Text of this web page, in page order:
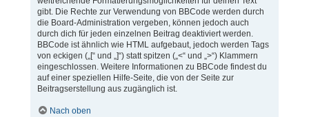
gibt. Die Rechte zur Verwendung von BBCode werden durch
die Board-Administration vergeben, können jedoch auch
durch dich für jeden einzelnen Beitrag deaktiviert werden.
BBCode ist ähnlich wie HTML aufgebaut, jedoch werden Tags
von eckigen („[“ und „]“) statt spitzen („<“ und „>“) Klammern
eingeschlossen. Weitere Informationen zu BBCode findest du
auf einer speziellen Hilfe-Seite, die von der Seite zur
Beitragserstellung aus zugänglich ist.
Nach oben